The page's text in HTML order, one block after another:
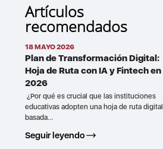
Artículos
recomendados
18 MAYO 2026
Plan de Transformación Digital:
Hoja de Ruta con IA y Fintech en
2026
¿Por qué es crucial que las instituciones
educativas adopten una hoja de ruta digital
basada...
Seguir leyendo